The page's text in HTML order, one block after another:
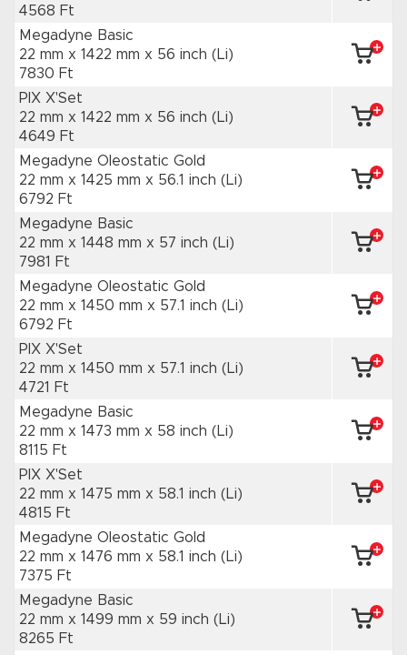
4568 Ft
Megadyne Basic
22 mm x 1422 mm x 56 inch (Li)
7830 Ft
PIX X'Set
22 mm x 1422 mm x 56 inch (Li)
4649 Ft
Megadyne Oleostatic Gold
22 mm x 1425 mm x 56.1 inch (Li)
6792 Ft
Megadyne Basic
22 mm x 1448 mm x 57 inch (Li)
7981 Ft
Megadyne Oleostatic Gold
22 mm x 1450 mm x 57.1 inch (Li)
6792 Ft
PIX X'Set
22 mm x 1450 mm x 57.1 inch (Li)
4721 Ft
Megadyne Basic
22 mm x 1473 mm x 58 inch (Li)
8115 Ft
PIX X'Set
22 mm x 1475 mm x 58.1 inch (Li)
4815 Ft
Megadyne Oleostatic Gold
22 mm x 1476 mm x 58.1 inch (Li)
7375 Ft
Megadyne Basic
22 mm x 1499 mm x 59 inch (Li)
8265 Ft